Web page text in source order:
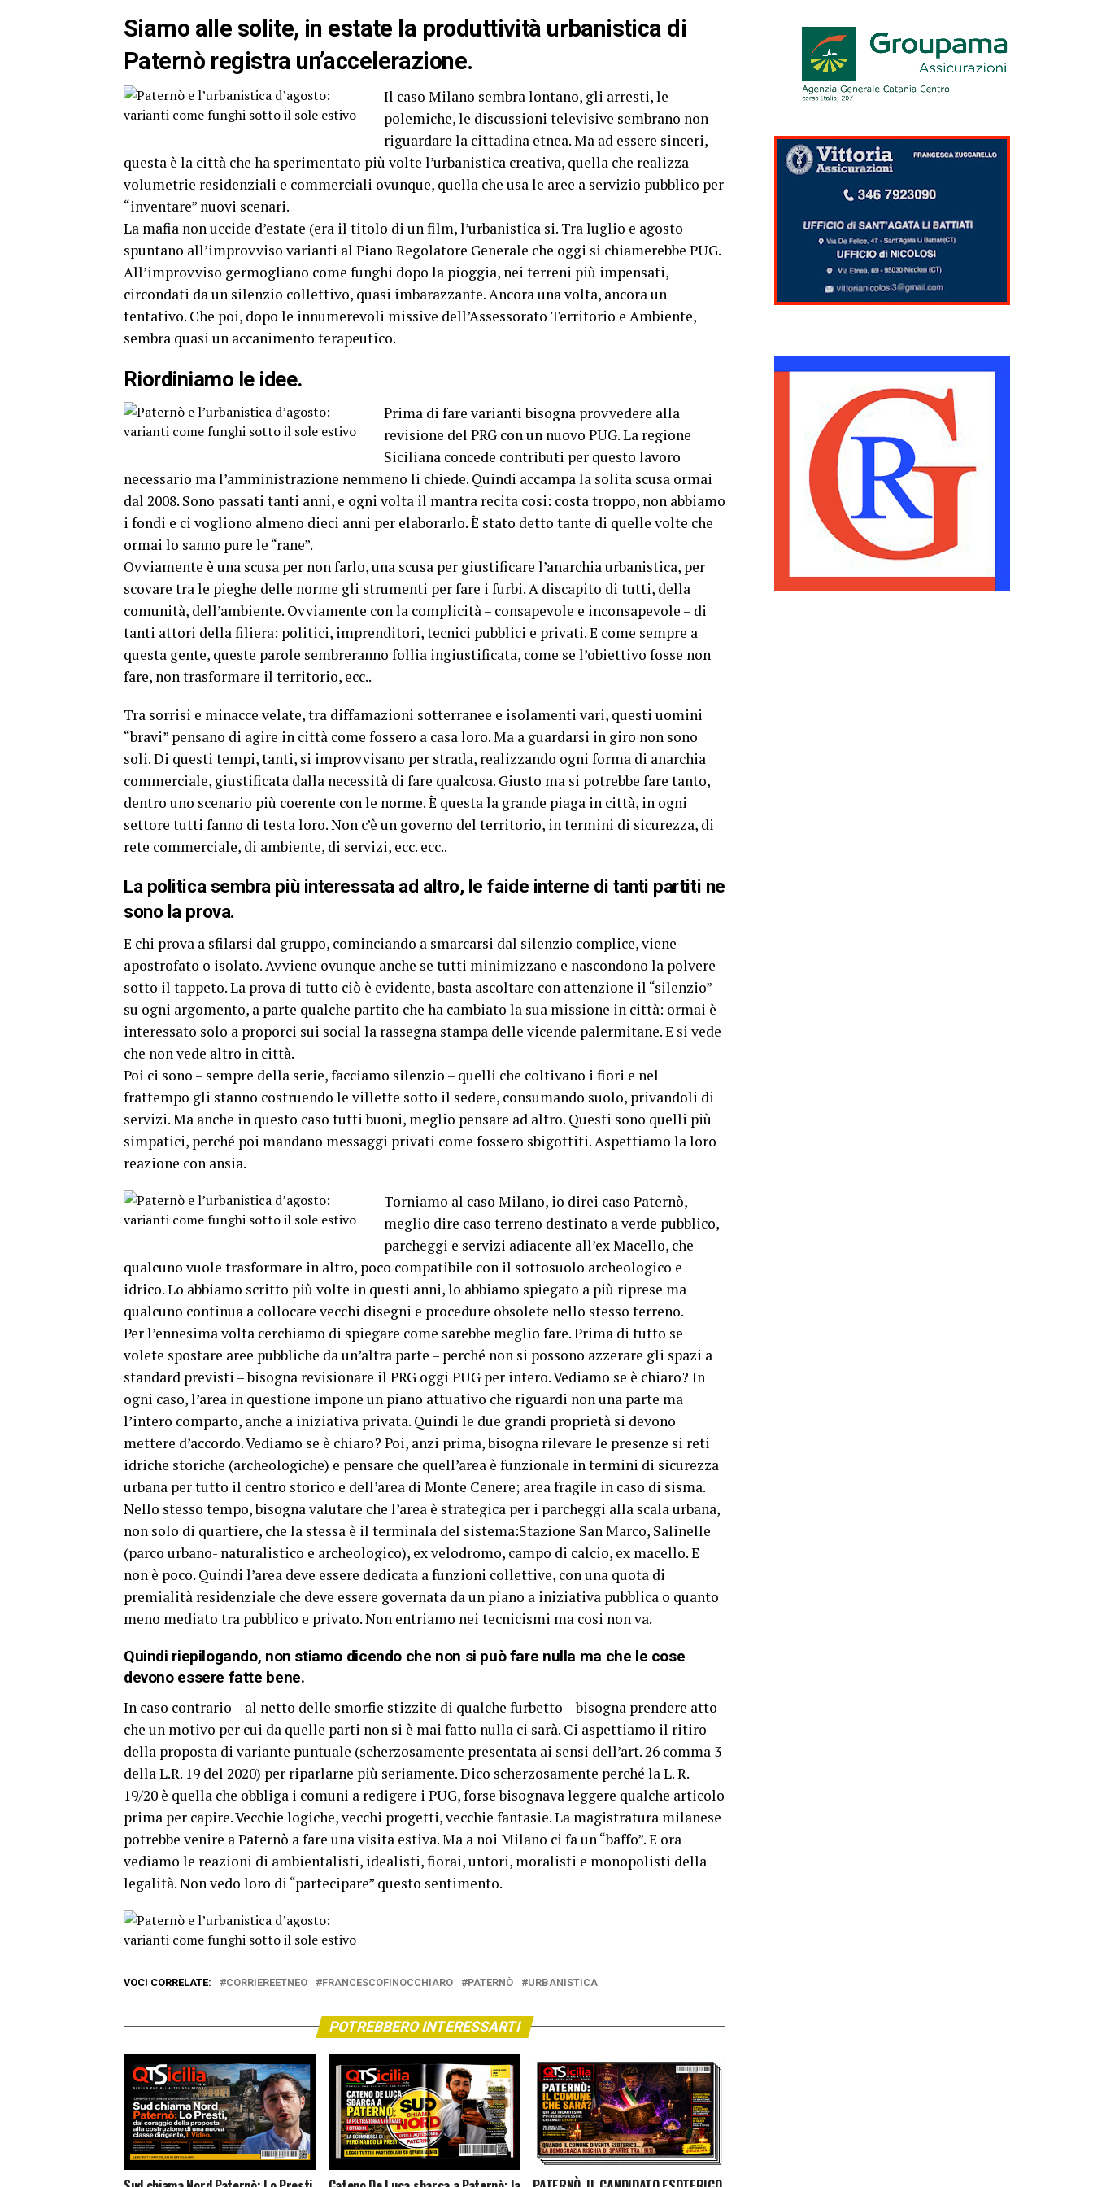
Siamo alle solite, in estate la produttività urbanistica di
Paternò registra un’accelerazione.
Il caso Milano sembra lontano, gli arresti, le
polemiche, le discussioni televisive sembrano non
riguardare la cittadina etnea. Ma ad essere sinceri,
questa è la città che ha sperimentato più volte l’urbanistica creativa, quella che realizza
volumetrie residenziali e commerciali ovunque, quella che usa le aree a servizio pubblico per
“inventare” nuovi scenari.
La mafia non uccide d’estate (era il titolo di un film, l’urbanistica si. Tra luglio e agosto
spuntano all’improvviso varianti al Piano Regolatore Generale che oggi si chiamerebbe PUG.
All’improvviso germogliano come funghi dopo la pioggia, nei terreni più impensati,
circondati da un silenzio collettivo, quasi imbarazzante. Ancora una volta, ancora un
tentativo. Che poi, dopo le innumerevoli missive dell’Assessorato Territorio e Ambiente,
sembra quasi un accanimento terapeutico.
Riordiniamo le idee.
Prima di fare varianti bisogna provvedere alla
revisione del PRG con un nuovo PUG. La regione
Siciliana concede contributi per questo lavoro
necessario ma l’amministrazione nemmeno li chiede. Quindi accampa la solita scusa ormai
dal 2008. Sono passati tanti anni, e ogni volta il mantra recita cosi: costa troppo, non abbiamo
i fondi e ci vogliono almeno dieci anni per elaborarlo. È stato detto tante di quelle volte che
ormai lo sanno pure le “rane”.
Ovviamente è una scusa per non farlo, una scusa per giustificare l’anarchia urbanistica, per
scovare tra le pieghe delle norme gli strumenti per fare i furbi. A discapito di tutti, della
comunità, dell’ambiente. Ovviamente con la complicità – consapevole e inconsapevole – di
tanti attori della filiera: politici, imprenditori, tecnici pubblici e privati. E come sempre a
questa gente, queste parole sembreranno follia ingiustificata, come se l’obiettivo fosse non
fare, non trasformare il territorio, ecc..
Tra sorrisi e minacce velate, tra diffamazioni sotterranee e isolamenti vari, questi uomini
“bravi” pensano di agire in città come fossero a casa loro. Ma a guardarsi in giro non sono
soli. Di questi tempi, tanti, si improvvisano per strada, realizzando ogni forma di anarchia
commerciale, giustificata dalla necessità di fare qualcosa. Giusto ma si potrebbe fare tanto,
dentro uno scenario più coerente con le norme. È questa la grande piaga in città, in ogni
settore tutti fanno di testa loro. Non c’è un governo del territorio, in termini di sicurezza, di
rete commerciale, di ambiente, di servizi, ecc. ecc..
La politica sembra più interessata ad altro, le faide interne di tanti partiti ne
sono la prova.
E chi prova a sfilarsi dal gruppo, cominciando a smarcarsi dal silenzio complice, viene
apostrofato o isolato. Avviene ovunque anche se tutti minimizzano e nascondono la polvere
sotto il tappeto. La prova di tutto ciò è evidente, basta ascoltare con attenzione il “silenzio”
su ogni argomento, a parte qualche partito che ha cambiato la sua missione in città: ormai è
interessato solo a proporci sui social la rassegna stampa delle vicende palermitane. E si vede
che non vede altro in città.
Poi ci sono – sempre della serie, facciamo silenzio – quelli che coltivano i fiori e nel
frattempo gli stanno costruendo le villette sotto il sedere, consumando suolo, privandoli di
servizi. Ma anche in questo caso tutti buoni, meglio pensare ad altro. Questi sono quelli più
simpatici, perché poi mandano messaggi privati come fossero sbigottiti. Aspettiamo la loro
reazione con ansia.
Torniamo al caso Milano, io direi caso Paternò,
meglio dire caso terreno destinato a verde pubblico,
parcheggi e servizi adiacente all’ex Macello, che
qualcuno vuole trasformare in altro, poco compatibile con il sottosuolo archeologico e
idrico. Lo abbiamo scritto più volte in questi anni, lo abbiamo spiegato a più riprese ma
qualcuno continua a collocare vecchi disegni e procedure obsolete nello stesso terreno.
Per l’ennesima volta cerchiamo di spiegare come sarebbe meglio fare. Prima di tutto se
volete spostare aree pubbliche da un’altra parte – perché non si possono azzerare gli spazi a
standard previsti – bisogna revisionare il PRG oggi PUG per intero. Vediamo se è chiaro? In
ogni caso, l’area in questione impone un piano attuativo che riguardi non una parte ma
l’intero comparto, anche a iniziativa privata. Quindi le due grandi proprietà si devono
mettere d’accordo. Vediamo se è chiaro? Poi, anzi prima, bisogna rilevare le presenze si reti
idriche storiche (archeologiche) e pensare che quell’area è funzionale in termini di sicurezza
urbana per tutto il centro storico e dell’area di Monte Cenere; area fragile in caso di sisma.
Nello stesso tempo, bisogna valutare che l’area è strategica per i parcheggi alla scala urbana,
non solo di quartiere, che la stessa è il terminala del sistema:Stazione San Marco, Salinelle
(parco urbano- naturalistico e archeologico), ex velodromo, campo di calcio, ex macello. E
non è poco. Quindi l’area deve essere dedicata a funzioni collettive, con una quota di
premialità residenziale che deve essere governata da un piano a iniziativa pubblica o quanto
meno mediato tra pubblico e privato. Non entriamo nei tecnicismi ma cosi non va.
Quindi riepilogando, non stiamo dicendo che non si può fare nulla ma che le cose
devono essere fatte bene.
In caso contrario – al netto delle smorfie stizzite di qualche furbetto – bisogna prendere atto
che un motivo per cui da quelle parti non si è mai fatto nulla ci sarà. Ci aspettiamo il ritiro
della proposta di variante puntuale (scherzosamente presentata ai sensi dell’art. 26 comma 3
della L.R. 19 del 2020) per riparlarne più seriamente. Dico scherzosamente perché la L. R.
19/20 è quella che obbliga i comuni a redigere i PUG, forse bisognava leggere qualche articolo
prima per capire. Vecchie logiche, vecchi progetti, vecchie fantasie. La magistratura milanese
potrebbe venire a Paternò a fare una visita estiva. Ma a noi Milano ci fa un “baffo”. E ora
vediamo le reazioni di ambientalisti, idealisti, fiorai, untori, moralisti e monopolisti della
legalità. Non vedo loro di “partecipare” questo sentimento.
VOCI CORRELATE: CORRIEREETNEO FRANCESCOFINOCCHIARO PATERNÒ URBANISTICA
POTREBBERO INTERESSARTI